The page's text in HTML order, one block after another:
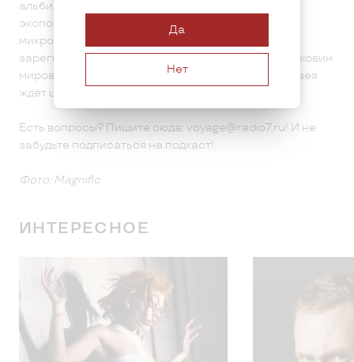
Да
Нет
альбиносы, «панцирь» гигантской тридакны и
экспонаты, которые можно разглядеть только в
микроскоп. А 850 объектов коллекции
зарегистрированы в международном Реестре раковин
мирового рекордного размера, так что гостей музея
ждёт целое море открытий.
Есть вопросы? Пишите сюда: voyage@radio7.ru! И не
забудьте подписаться на подкаст!
Фото: Magnific
ИНТЕРЕСНОЕ